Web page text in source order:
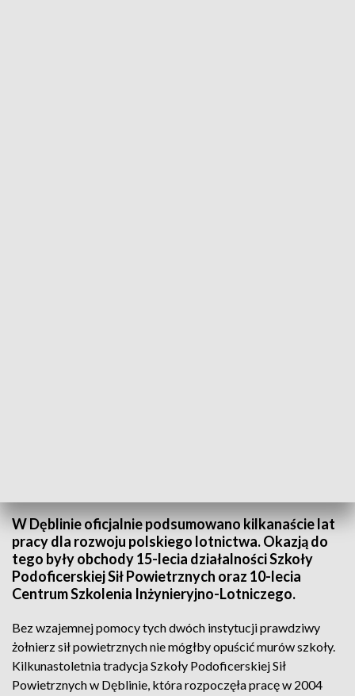
W Dęblinie oficjalnie podsumowano kilkanaście lat
pracy dla rozwoju polskiego lotnictwa. Okazją do
tego były obchody 15-lecia działalności Szkoły
Podoficerskiej Sił Powietrznych oraz 10-lecia
Centrum Szkolenia Inżynieryjno-Lotniczego.
Bez wzajemnej pomocy tych dwóch instytucji prawdziwy
żołnierz sił powietrznych nie mógłby opuścić murów szkoły.
Kilkunastoletnia tradycja Szkoły Podoficerskiej Sił
Powietrznych w Dęblinie, która rozpoczęła pracę w 2004